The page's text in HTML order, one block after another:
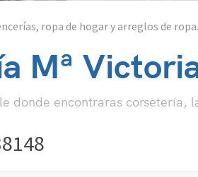
ropa de hogar y arreglos de ropa.
Mª
donde encontraras corsetería,